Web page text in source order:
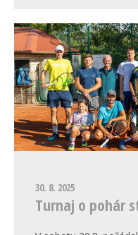
30. 8. 2025
Turnaj o pohár